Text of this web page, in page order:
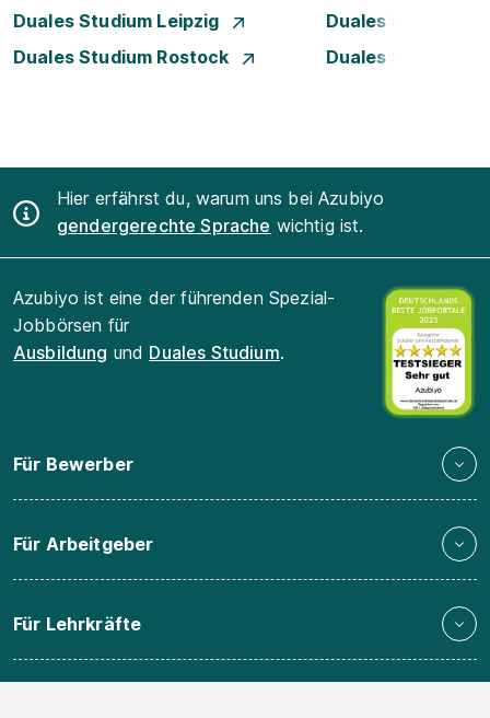
Duales Studium Leipzig
Duales Studium
Duales Studium Rostock
Duales Studium
Hier erfährst du, warum uns bei Azubiyo
gendergerechte Sprache wichtig ist.
Azubiyo ist eine der führenden Spezial-
Jobbörsen für
Ausbildung und Duales Studium.
Für Bewerber
Für Arbeitgeber
Für Lehrkräfte